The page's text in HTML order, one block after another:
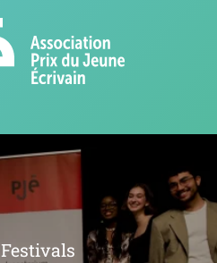
Festivals